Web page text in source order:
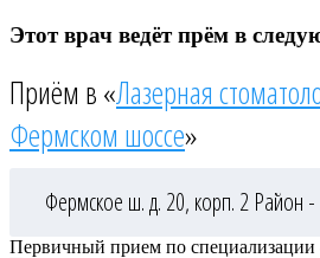
Этот врач ведёт прём в
Приём в «Лазерная
Фермском шоссе»
Фермское ш. д. 20, корп. 2 Район
Первичный прием по специализации